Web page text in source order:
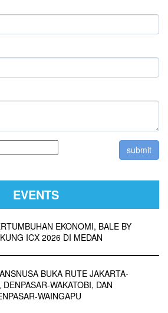
EVENTS
EKONOMI, BALE BY
ICX 2026 DI MEDAN
BUKA RUTE JAKARTA-
DENPASAR-WAKATOBI, DAN
WAINGAPU